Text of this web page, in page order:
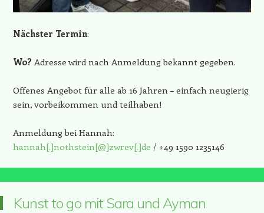
Nächster Termin:
Wo? Adresse wird nach Anmeldung bekannt gegeben.
Offenes Angebot für alle ab 16 Jahren – einfach neugierig
sein, vorbeikommen und teilhaben!
Anmeldung bei Hannah:
hannah[.]nothstein[@]zwrev[.]de / +49 1590 1235146
Kunst to go mit Sara und Ayman